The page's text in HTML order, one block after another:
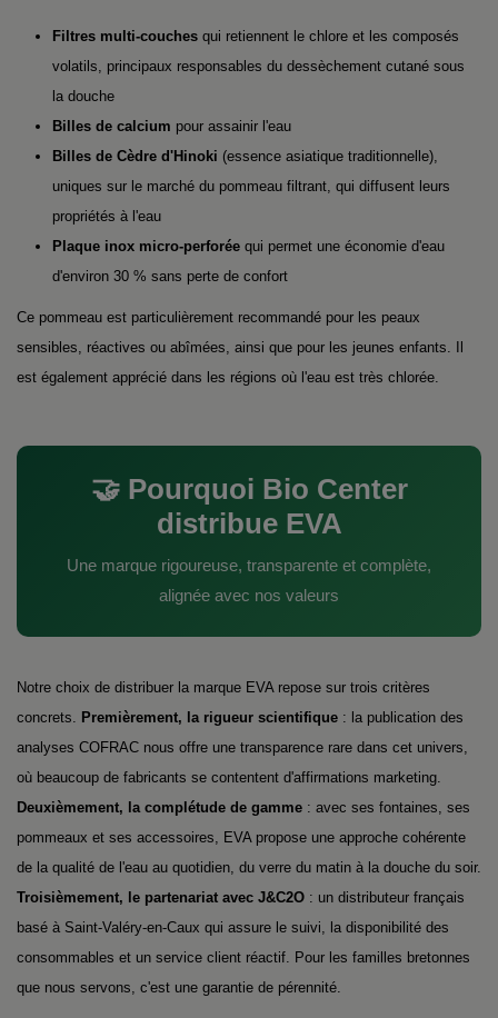
Filtres multi-couches qui retiennent le chlore et les composés
volatils, principaux responsables du dessèchement cutané sous
la douche
Billes de calcium pour assainir l'eau
Billes de Cèdre d'Hinoki (essence asiatique traditionnelle),
uniques sur le marché du pommeau filtrant, qui diffusent leurs
propriétés à l'eau
Plaque inox micro-perforée qui permet une économie d'eau
d'environ 30 % sans perte de confort
Ce pommeau est particulièrement recommandé pour les peaux
sensibles, réactives ou abîmées, ainsi que pour les jeunes enfants. Il
est également apprécié dans les régions où l'eau est très chlorée.
🤝 Pourquoi Bio Center
distribue EVA
Une marque rigoureuse, transparente et complète,
alignée avec nos valeurs
Notre choix de distribuer la marque EVA repose sur trois critères
concrets. Premièrement, la rigueur scientifique : la publication des
analyses COFRAC nous offre une transparence rare dans cet univers,
où beaucoup de fabricants se contentent d'affirmations marketing.
Deuxièmement, la complétude de gamme : avec ses fontaines, ses
pommeaux et ses accessoires, EVA propose une approche cohérente
de la qualité de l'eau au quotidien, du verre du matin à la douche du soir.
Troisièmement, le partenariat avec J&C2O : un distributeur français
basé à Saint-Valéry-en-Caux qui assure le suivi, la disponibilité des
consommables et un service client réactif. Pour les familles bretonnes
que nous servons, c'est une garantie de pérennité.